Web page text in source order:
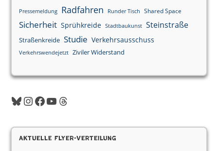
Pressemeldung Radfahren Runder Tisch Shared Space
Sicherheit Sprühkreide Stadtbaukunst Steinstraße
Straßenkreide Studie Verkehrsausschuss
Verkehrswendejetzt Ziviler Widerstand
BlueskyInstagram
Facebook
YouTubeThreads
Aktuelle Flyer-Verteilung